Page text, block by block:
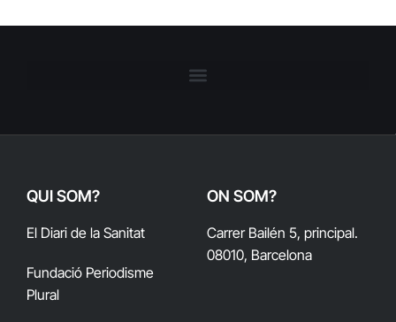
QUI SOM?
El Diari de la Sanitat
Fundació Periodisme
Plural
ON SOM?
Carrer Bailén 5, principal.
08010, Barcelona